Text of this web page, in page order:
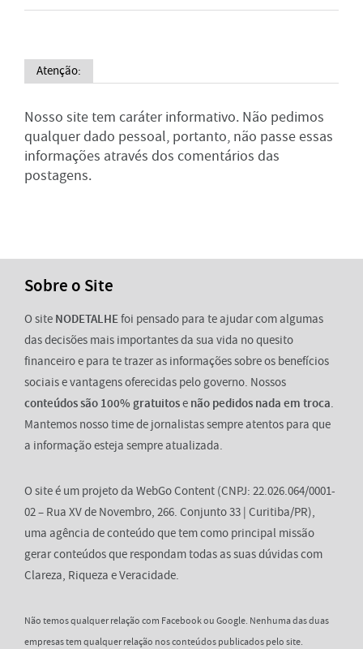
Atenção:
Nosso site tem caráter informativo. Não pedimos
qualquer dado pessoal, portanto, não passe essas
informações através dos comentários das
postagens.
Sobre o Site
O site NODETALHEfoi pensado para te ajudar com algumas
das decisões mais importantes da sua vida no quesito
financeiro e para te trazer as informações sobre os benefícios
sociais e vantagens oferecidas pelo governo. Nossos
conteúdos são 100% gratuitose não pedidos nada em troca.
Mantemos nosso time de jornalistas sempre atentos para que
a informação esteja sempre atualizada.
O site é um projeto da WebGo Content (CNPJ: 22.026.064/0001-
02 – Rua XV de Novembro, 266. Conjunto 33 | Curitiba/PR),
uma agência de conteúdo que tem como principal missão
gerar conteúdos que respondam todas as suas dúvidas com
Clareza, Riqueza e Veracidade.
Não temos qualquer relação com Facebook ou Google. Nenhuma das duas
empresas tem qualquer relação nos conteúdos publicados pelo site.